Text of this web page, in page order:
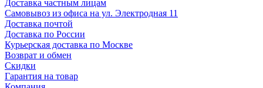
Доставка частным лицам
Самовывоз из офиса на ул. Электродная 11
Доставка почтой
Доставка по России
Курьерская доставка по Москве
Возврат и обмен
Скидки
Гарантия на товар